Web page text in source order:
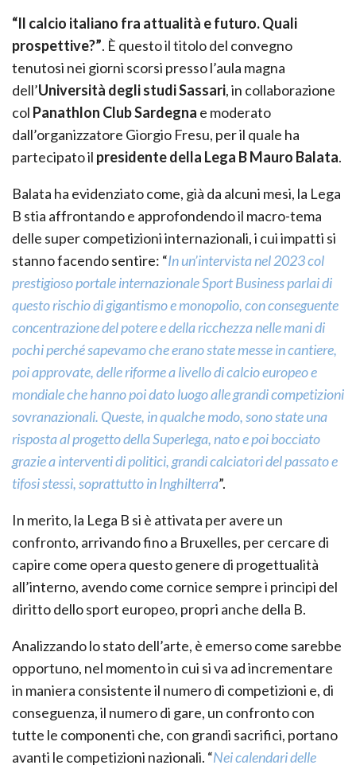
“Il calcio italiano fra attualità e futuro. Quali
prospettive?”. È questo il titolo del convegno
tenutosi nei giorni scorsi presso l’aula magna
dell’Università degli studi Sassari, in collaborazione
col Panathlon Club Sardegna e moderato
dall’organizzatore Giorgio Fresu, per il quale ha
partecipato il presidente della Lega B Mauro Balata.
Balata ha evidenziato come, già da alcuni mesi, la Lega
B stia affrontando e approfondendo il macro-tema
delle super competizioni internazionali, i cui impatti si
stanno facendo sentire: “In un’intervista nel 2023 col
prestigioso portale internazionale Sport Business parlai di
questo rischio di gigantismo e monopolio, con conseguente
concentrazione del potere e della ricchezza nelle mani di
pochi perché sapevamo che erano state messe in cantiere,
poi approvate, delle riforme a livello di calcio europeo e
mondiale che hanno poi dato luogo alle grandi competizioni
sovranazionali. Queste, in qualche modo, sono state una
risposta al progetto della Superlega, nato e poi bocciato
grazie a interventi di politici, grandi calciatori del passato e
tifosi stessi, soprattutto in Inghilterra”.
In merito, la Lega B si è attivata per avere un
confronto, arrivando fino a Bruxelles, per cercare di
capire come opera questo genere di progettualità
all’interno, avendo come cornice sempre i principi del
diritto dello sport europeo, propri anche della B.
Analizzando lo stato dell’arte, è emerso come sarebbe
opportuno, nel momento in cui si va ad incrementare
in maniera consistente il numero di competizioni e, di
conseguenza, il numero di gare, un confronto con
tutte le componenti che, con grandi sacrifici, portano
avanti le competizioni nazionali. “Nei calendari delle